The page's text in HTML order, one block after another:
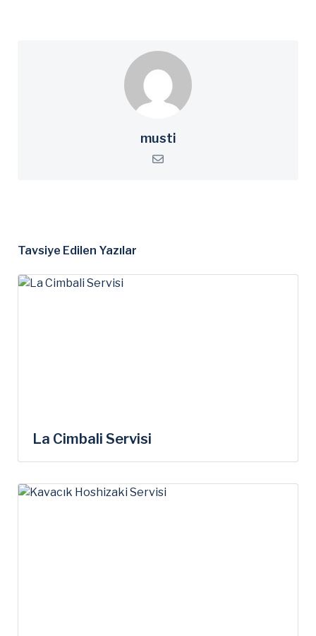
musti
Tavsiye Edilen Yazılar
La Cimbali Servisi